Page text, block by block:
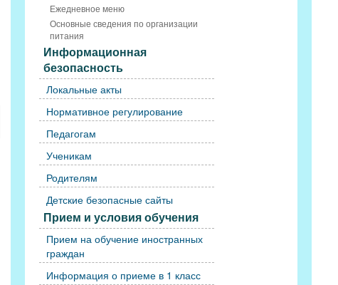
Ежедневное меню
Основные сведения по организации
питания
Информационная
безопасность
Локальные акты
Нормативное регулирование
Педагогам
Ученикам
Родителям
Детские безопасные сайты
Прием и условия обучения
Прием на обучение иностранных
граждан
Информация о приеме в 1 класс